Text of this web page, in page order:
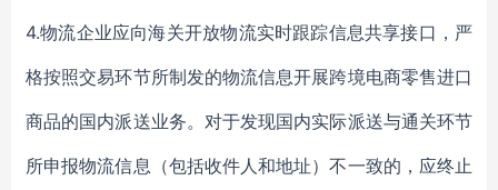
4.物流企业应向海关开放物流实时跟踪信息共享接口，严
格按照交易环节所制发的物流信息开展跨境电商零售进口
商品的国内派送业务。对于发现国内实际派送与通关环节
所申报物流信息（包括收件人和地址）不一致的，应终止